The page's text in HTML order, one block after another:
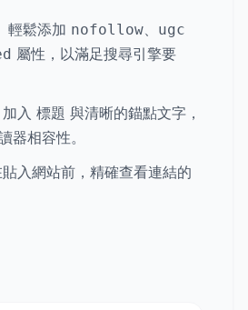
輕鬆添加 nofollow、 ugc
屬性，以滿足搜尋引擎要
加入 標題 與清晰的錨點文字，
器相容性。
入網站前，精確查看連結的